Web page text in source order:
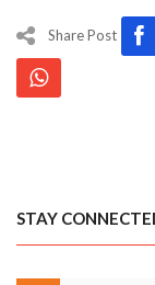
Share Post
STAY